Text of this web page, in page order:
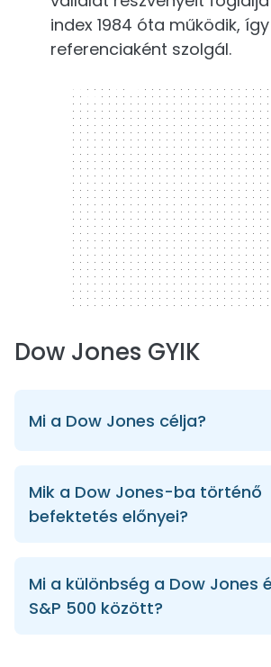
index 1984 óta működik,
referenciaként szolgál.
300 x 250
Dow Jones GYIK
Mi a Dow Jones célja?
Mik a Dow Jones-ba történő
befektetés előnyei?
Mi a különbség a Dow Jones
S&P 500 között?